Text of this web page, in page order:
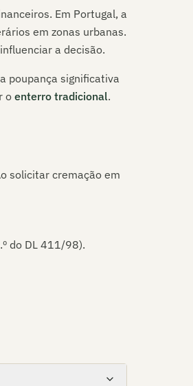
Em Portugal, a
em zonas urbanas.
a decisão.
poupança significativa
o enterro tradicional.
solicitar cremação em
do DL 411/98).